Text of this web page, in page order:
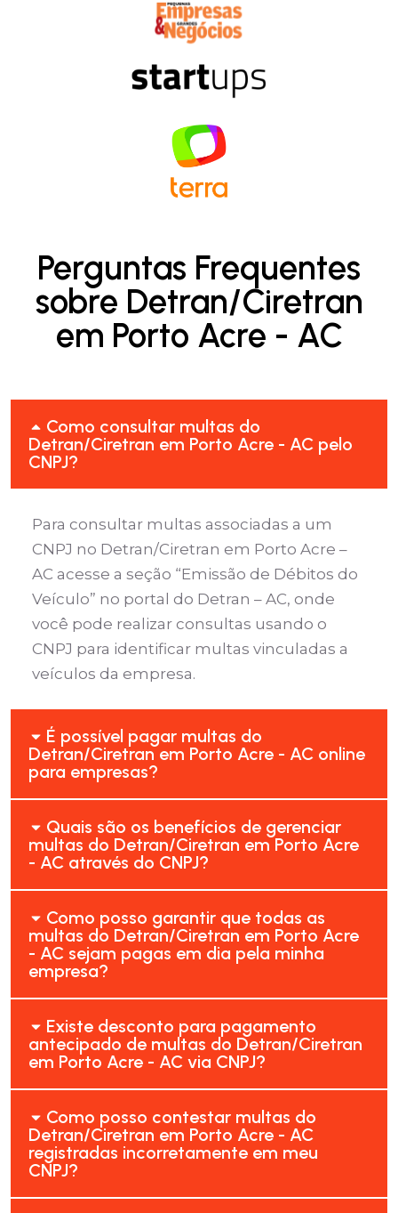
Perguntas Frequentes
sobre Detran/Ciretran
em Porto Acre - AC
Como consultar multas do
Detran/Ciretran em Porto Acre - AC pelo
CNPJ?
Para consultar multas associadas a um
CNPJ no Detran/Ciretran em Porto Acre –
AC acesse a seção “Emissão de Débitos do
Veículo” no portal do Detran – AC, onde
você pode realizar consultas usando o
CNPJ para identificar multas vinculadas a
veículos da empresa.
É possível pagar multas do
Detran/Ciretran em Porto Acre - AC online
para empresas?
Quais são os benefícios de gerenciar
multas do Detran/Ciretran em Porto Acre
- AC através do CNPJ?
Como posso garantir que todas as
multas do Detran/Ciretran em Porto Acre
- AC sejam pagas em dia pela minha
empresa?
Existe desconto para pagamento
antecipado de multas do Detran/Ciretran
em Porto Acre - AC via CNPJ?
Como posso contestar multas do
Detran/Ciretran em Porto Acre - AC
registradas incorretamente em meu
CNPJ?